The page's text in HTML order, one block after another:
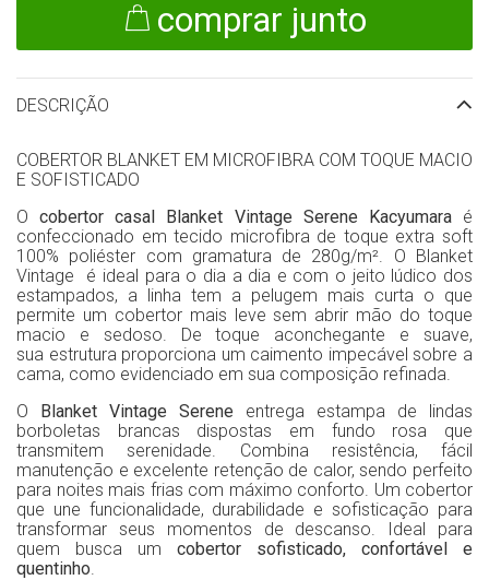
comprar junto
DESCRIÇÃO
COBERTOR BLANKET EM MICROFIBRA COM TOQUE MACIO
E SOFISTICADO
Ocobertor casal Blanket Vintage Serene Kacyumara é
confeccionado em tecido microfibra de toque extra soft
100% poliéster com gramatura de 280g/m². O Blanket
Vintage é ideal para o dia a dia e com o jeito lúdico dos
estampados, a linha tem a pelugem mais curta o que
permite um cobertor mais leve sem abrir mão do toque
macio e sedoso. De toque aconchegante e suave,
sua estrutura proporciona um caimento impecável sobre a
cama, como evidenciado em sua composição refinada.
O Blanket Vintage Serene entrega estampa de lindas
borboletas brancas dispostas em fundo rosa que
transmitem serenidade. Combina resistência, fácil
manutenção e excelente retenção de calor, sendo perfeito
para noites mais frias com máximo conforto. Um cobertor
que une funcionalidade, durabilidade e sofisticação para
transformar seus momentos de descanso. Ideal para
quem busca um cobertor sofisticado, confortável e
quentinho